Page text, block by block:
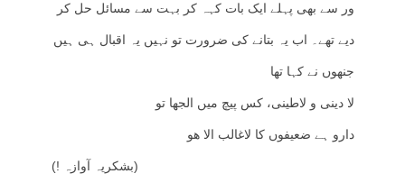
ور سے بھی پہلے ایک بات کہہ کر بہت سے مسائل حل کر
دیے تھے۔ اب یہ بتانے کی ضرورت تو نہیں یہ اقبال ہی ہیں
جنھوں نے کہا تھا
لا دینی و لاطینی، کس پیچ میں الجھا تو
دارو ہے ضعیفوں کا لاغالب الا ھو
(بشکریہ آوازہ !)